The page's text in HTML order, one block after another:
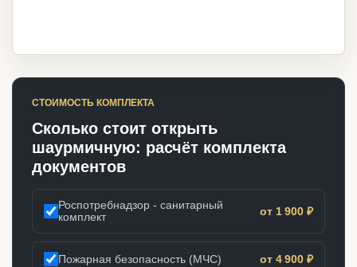
СТОИМОСТЬ КОМПЛЕКТА
Сколько стоит открыть
шаурмичную: расчёт комплекта
документов
Роспотребнадзор - санитарный
комплект
от 1 900 ₽
Пожарная безопасность (МЧС) от 4 900 ₽